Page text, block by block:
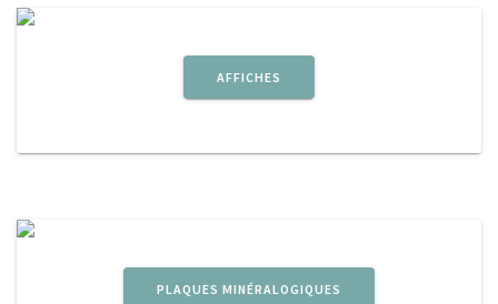
AFFICHES
PLAQUES MINÉRALOGIQUES